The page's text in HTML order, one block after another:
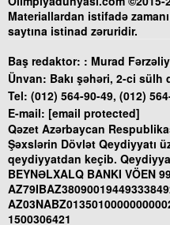
Materiallardan istifadə
saytına istinad zəruridir.
Baş redaktor: : Murad
Ünvan: Bakı şəhəri, 2-ci sülh
Tel: (012) 564-90-49, (012)
E-mail: [email protected]
Qəzet Azərbaycan
Şəxslərin Dövlət Qeydiyyatı
qeydiyyatdan keçib.
BEYNƏLXALQ BANKI VÖEN
1500306421